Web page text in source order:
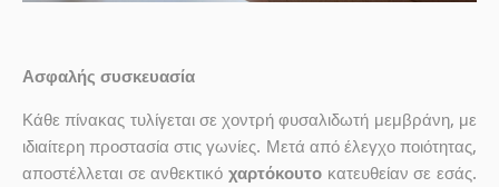
Ασφαλής συσκευασία
Κάθε πίνακας τυλίγεται σε χοντρή φυσαλιδωτή μεμβράνη, με
ιδιαίτερη προστασία στις γωνίες. Μετά από έλεγχο ποιότητας,
αποστέλλεται σε ανθεκτικό χαρτόκουτο κατευθείαν σε εσάς.